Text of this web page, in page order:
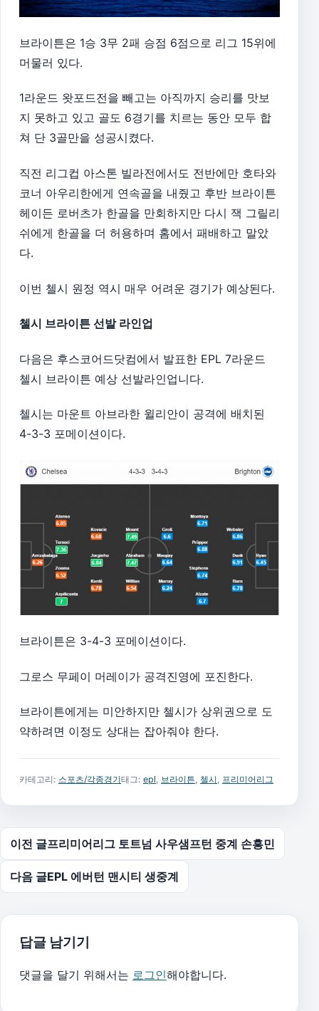
브라이튼은 1승 3무 2패 승점 6점으로 리그 15위에
머물러 있다.
1라운드 왓포드전을 빼고는 아직까지 승리를 맛보
지 못하고 있고 골도 6경기를 치르는 동안 모두 합
쳐 단 3골만을 성공시켰다.
직전 리그컵 아스톤 빌라전에서도 전반에만 호타와
코너 아우리한에게 연속골을 내줬고 후반 브라이튼
헤이든 로버츠가 한골을 만회하지만 다시 잭 그릴리
쉬에게 한골을 더 허용하며 홈에서 패배하고 말았
다.
이번 첼시 원정 역시 매우 어려운 경기가 예상된다.
첼시 브라이튼 선발 라인업
다음은 후스코어드닷컴에서 발표한 EPL 7라운드
첼시 브라이튼 예상 선발라인업니다.
첼시는 마운트 아브라한 윌리안이 공격에 배치된
4-3-3 포메이션이다.
브라이튼은 3-4-3 포메이션이다.
그로스 무페이 머레이가 공격진영에 포진한다.
브라이튼에게는 미안하지만 첼시가 상위권으로 도
약하려면 이정도 상대는 잡아줘야 한다.
카테고리: 스포츠/각종경기태그: epl, 브라이튼, 첼시, 프리미어리그
글 탐색
이전 글프리미어리그 토트넘 사우샘프턴 중계 손흥민
다음 글EPL 에버턴 맨시티 생중계
답글 남기기
댓글을 달기 위해서는 로그인해야합니다.